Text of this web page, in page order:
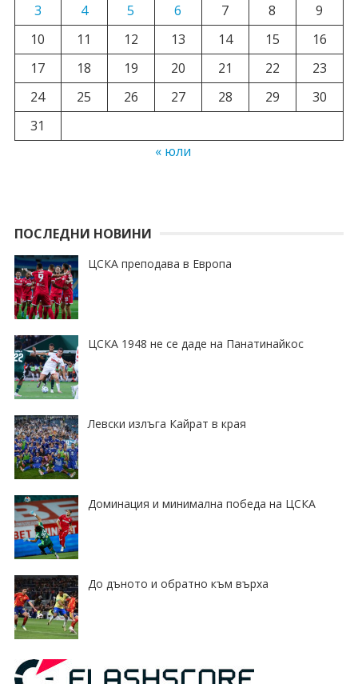
3
4 5 6 7 8
9
10
11 12 13 14 15
16
17
18 19 20 21 22
23
24
25 26 27 28 29
30
31
« юли
ПОСЛЕДНИ НОВИНИ
ЦСКА преподава в Европа
ЦСКА 1948 не се даде на Панатинайкос
Левски излъга Кайрат в края
Доминация и минимална победа на ЦСКА
До дъното и обратно към върха